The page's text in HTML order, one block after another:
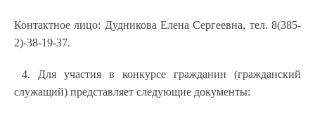
Контактное лицо: Дудникова Елена Сергеевна, тел. 8(385-
2)-38-19-37.
4. Для участия в конкурсе гражданин (гражданский
служащий) представляет следующие документы: